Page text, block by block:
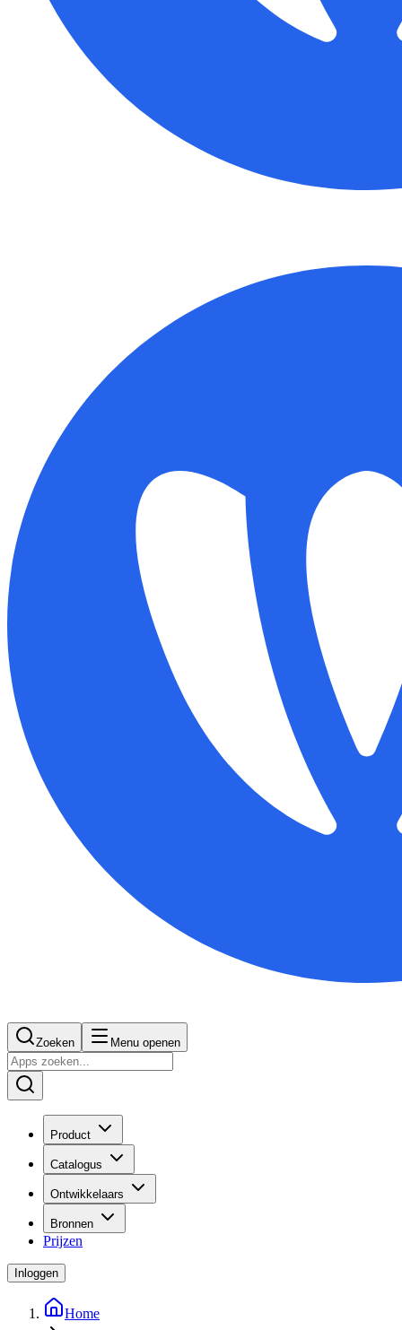
Zoeken Menu openen
Product
Catalogus
Ontwikkelaars
Bronnen
Prijzen
Inloggen
Home